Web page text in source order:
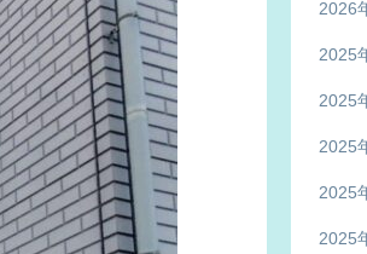
2026
2025
2025
2025
2025
2025